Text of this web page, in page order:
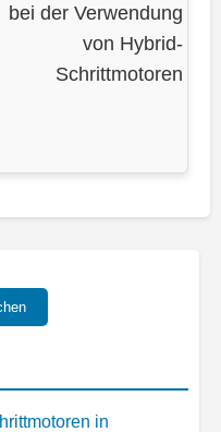
bei der Verwendung
von Hybrid-
Schrittmotoren
in